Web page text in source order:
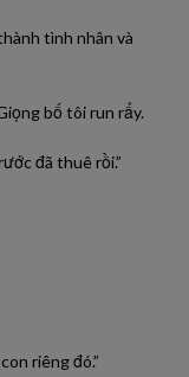
tình nhân và
bố tôi run rẩy.
đã thuê rồi.”
riêng đó.”